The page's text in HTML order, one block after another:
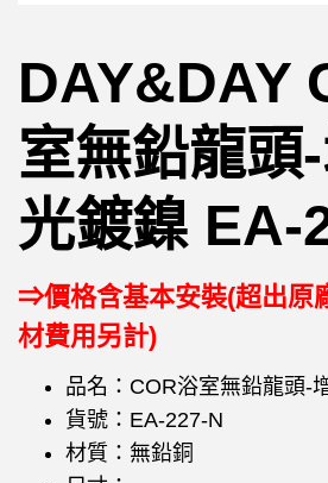
DAY&DAY
室無鉛龍頭
光鍍鎳 EA-
⇒價格含基本安裝(超出原
材費用另計)
品名：COR浴室無鉛龍頭-
貨號：EA-227-N
材質：無鉛銅